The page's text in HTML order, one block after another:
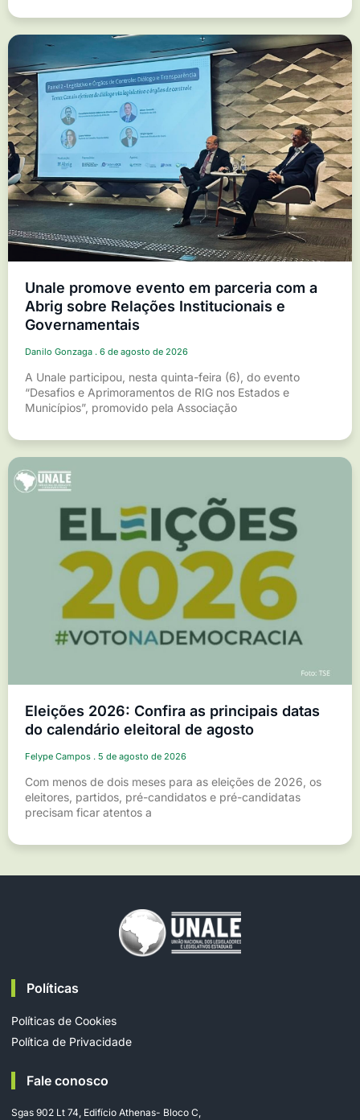
Unale promove evento em parceria com a
Abrig sobre Relações Institucionais e
Governamentais
Danilo Gonzaga 6 de agosto de 2026
A Unale participou, nesta quinta-feira (6), do evento
“Desafios e Aprimoramentos de RIG nos Estados e
Municípios”, promovido pela Associação
Eleições 2026: Confira as principais datas
do calendário eleitoral de agosto
Felype Campos 5 de agosto de 2026
Com menos de dois meses para as eleições de 2026, os
eleitores, partidos, pré-candidatos e pré-candidatas
precisam ficar atentos a
Políticas
Políticas de Cookies
Política de Privacidade
Fale conosco
Sgas 902 Lt 74, Edifício Athenas- Bloco C,